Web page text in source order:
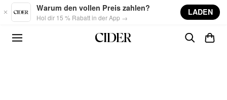
Skip to main content
Warum den vollen Preis zahlen?
Hol dir 15 % Rabatt in der App →
LADEN